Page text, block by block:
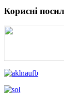
Корисні